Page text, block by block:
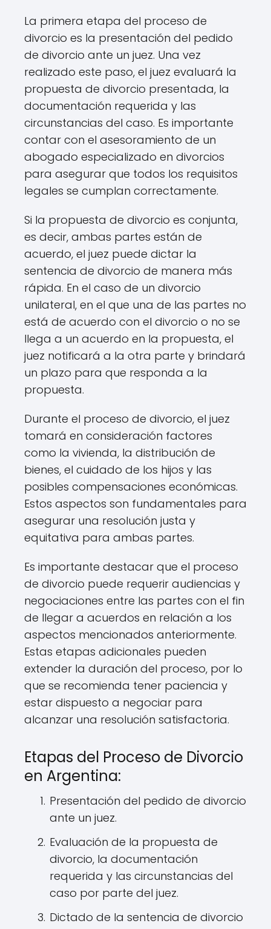
La primera etapa del proceso de
divorcio es la presentación del pedido
de divorcio ante un juez. Una vez
realizado este paso, el juez evaluará la
propuesta de divorcio presentada, la
documentación requerida y las
circunstancias del caso. Es importante
contar con el asesoramiento de un
abogado especializado en divorcios
para asegurar que todos los requisitos
legales se cumplan correctamente.
Si la propuesta de divorcio es conjunta,
es decir, ambas partes están de
acuerdo, el juez puede dictar la
sentencia de divorcio de manera más
rápida. En el caso de un divorcio
unilateral, en el que una de las partes no
está de acuerdo con el divorcio o no se
llega a un acuerdo en la propuesta, el
juez notificará a la otra parte y brindará
un plazo para que responda a la
propuesta.
Durante el proceso de divorcio, el juez
tomará en consideración factores
como la vivienda, la distribución de
bienes, el cuidado de los hijos y las
posibles compensaciones económicas.
Estos aspectos son fundamentales para
asegurar una resolución justa y
equitativa para ambas partes.
Es importante destacar que el proceso
de divorcio puede requerir audiencias y
negociaciones entre las partes con el fin
de llegar a acuerdos en relación a los
aspectos mencionados anteriormente.
Estas etapas adicionales pueden
extender la duración del proceso, por lo
que se recomienda tener paciencia y
estar dispuesto a negociar para
alcanzar una resolución satisfactoria.
Etapas del Proceso de Divorcio
en Argentina:
Presentación del pedido de divorcio
ante un juez.
Evaluación de la propuesta de
divorcio, la documentación
requerida y las circunstancias del
caso por parte del juez.
Dictado de la sentencia de divorcio